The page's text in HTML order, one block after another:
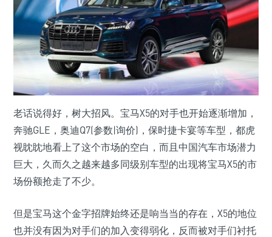
老话说得好，树大招风。宝马X5的对手也开始逐渐增加，
奔驰GLE，奥迪Q7(参数|询价)，保时捷卡宴等车型，都虎
视眈眈地看上了这个市场的空白，而且中国汽车市场潜力
巨大，久而久之越来越多同级别车型的出现将宝马X5的市
场份额抢走了不少。
但是宝马这个金字招牌始终还是响当当的存在，X5的地位
也并没有因为对手们的加入变得弱化，反而被对手们衬托